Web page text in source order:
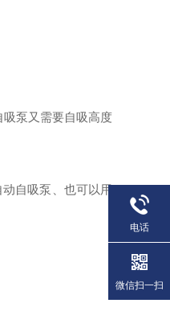
泵又需要自吸高度
自吸泵、也可以用
电话
微信扫一扫